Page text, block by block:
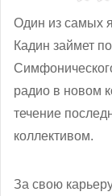
Один из самых
Кадин займет
радио в новом
течение
коллективом.
За свою